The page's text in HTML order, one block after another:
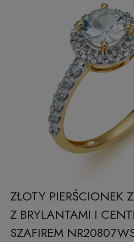
ZŁOTY PIERŚCIONEK
Z BRYLANTAMI I
SZAFIREM